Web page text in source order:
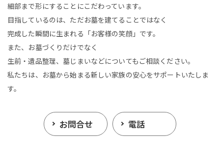
細部まで形にすることにこだわっています。
目指しているのは、ただお墓を建てることではなく
完成した瞬間に生まれる「お客様の笑顔」です。
また、お墓づくりだけでなく
生前・遺品整理、墓じまいなどについてもご相談ください。
私たちは、お墓から始まる新しい家族の安心をサポートいたしま
す。
お問合せ 電話